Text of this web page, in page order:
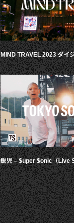
MIND TRAVEL 2023 ダイ
鋭児 – $uper $onic（Live